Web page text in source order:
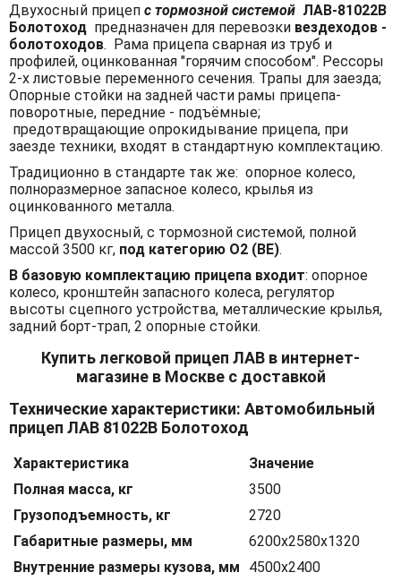
Двухосный прицеп с тормозной системой ЛАВ-81022В
Болотоход предназначен для перевозки вездеходов -
болотоходов. Рама прицепа сварная из труб и
профилей, оцинкованная "горячим способом". Рессоры
2-х листовые переменного сечения. Трапы для заезда;
Опорные стойки на задней части рамы прицепа-
поворотные, передние - подъёмные;
предотвращающие опрокидывание прицепа, при
заезде техники, входят в стандартную комплектацию.
Традиционно в стандарте так же: опорное колесо,
полноразмерное запасное колесо, крылья из
оцинкованного металла.
Прицеп двухосный, с тормозной системой, полной
массой 3500 кг, под категорию O2 (BЕ).
В базовую комплектацию прицепа входит: опорное
колесо, кронштейн запасного колеса, регулятор
высоты сцепного устройства, металлические крылья,
задний борт-трап, 2 опорные стойки.
Купить легковой прицеп ЛАВ в интернет-
магазине в Москве с доставкой
Технические характеристики: Автомобильный
прицеп ЛАВ 81022В Болотоход
Характеристика
Значение
Полная масса, кг
3500
Грузоподъемность, кг
2720
Габаритные размеры, мм
6200х2580х1320
Внутренние размеры кузова, мм
4500х2400